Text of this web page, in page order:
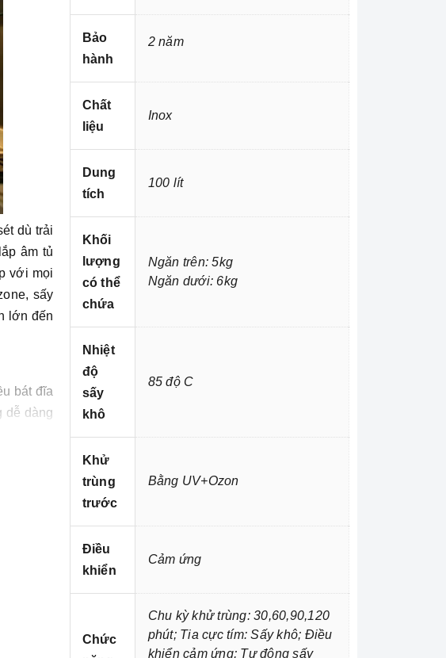
dù trải
âm tủ
với mọi
sấy
lớn đến
bát đĩa
dễ dàng
Bảo
hành
2 năm
Chất
liệu
Inox
Dung
tích
100 lít
Khối
lượng
có thể
chứa
Ngăn trên: 5kg
Ngăn dưới: 6kg
Nhiệt
độ
sấy
khô
85 độ C
Khử
trùng
trước
Bằng UV+Ozon
Điều
khiển
Cảm ứng
Chức
Chu kỳ khử trùng: 30,60,90,120
phút; Tia cực tím: Sấy khô; Điều
khiển cảm ứng; Tự động sấy